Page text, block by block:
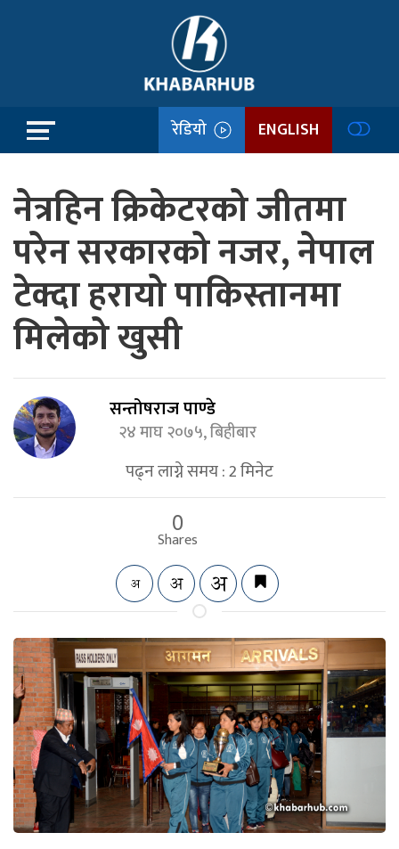
रेडियो ENGLISH
नेत्रहिन क्रिकेटरको जीतमा
परेन सरकारको नजर, नेपाल
टेक्दा हरायो पाकिस्तानमा
मिलेको खुसी
सन्तोषराज पाण्डे
२४ माघ २०७५, बिहीबार
पढ्न लाग्ने समय :2मिनेट
0
Shares